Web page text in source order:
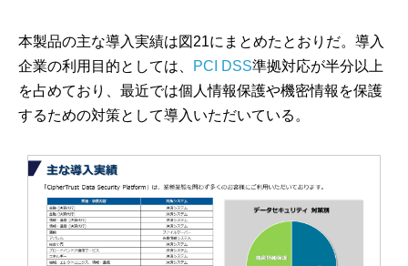
本製品の主な導入実績は図21にまとめたとおりだ。導入
企業の利用目的としては、
PCI DSS準拠対応が半分以上
を占めており、最近では個人情報保護や機密情報を保護
するための対策として導入いただいている。